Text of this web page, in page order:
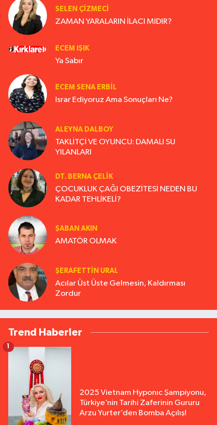
SELEN ÇİZMECİ
ZAMAN YARALARIN İLACI MIDIR?
ECEM IŞIK
Ya Sabır
ECEM SENA ERBIL
Israr Ediyoruz Ama Sonuçları Ne?
ALEYNA DALBOY
TAKLİTÇİ VE OYUNCU: DAMALI SU
YILANLARI
DT. BERNA ÇELIK
ÇOCUKLUK ÇAĞI OBEZİTESİ NEDEN BU
KADAR TEHLİKELİ?
ŞABAN AKIN
AMATÖR OLMAK
ŞERAFETTIN URAL
Acılar Üst Üste Gelmesin, Kaldırması
Zordur
Trend Haberler
2025 Vietnam Hyponıc Şampiyonu,
Türkiye’nin Tarihi Zaferinin Gururu
Arzu Yurter’den Bomba Açılış!
1